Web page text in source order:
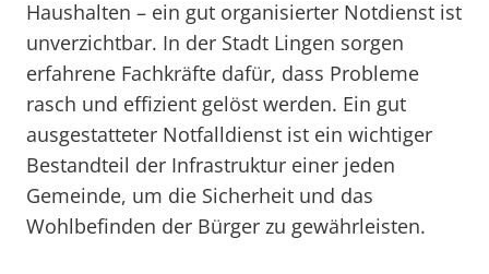
Haushalten – ein gut organisierter Notdienst ist
unverzichtbar. In der Stadt Lingen sorgen
erfahrene Fachkräfte dafür, dass Probleme
rasch und effizient gelöst werden. Ein gut
ausgestatteter Notfalldienst ist ein wichtiger
Bestandteil der Infrastruktur einer jeden
Gemeinde, um die Sicherheit und das
Wohlbefinden der Bürger zu gewährleisten.